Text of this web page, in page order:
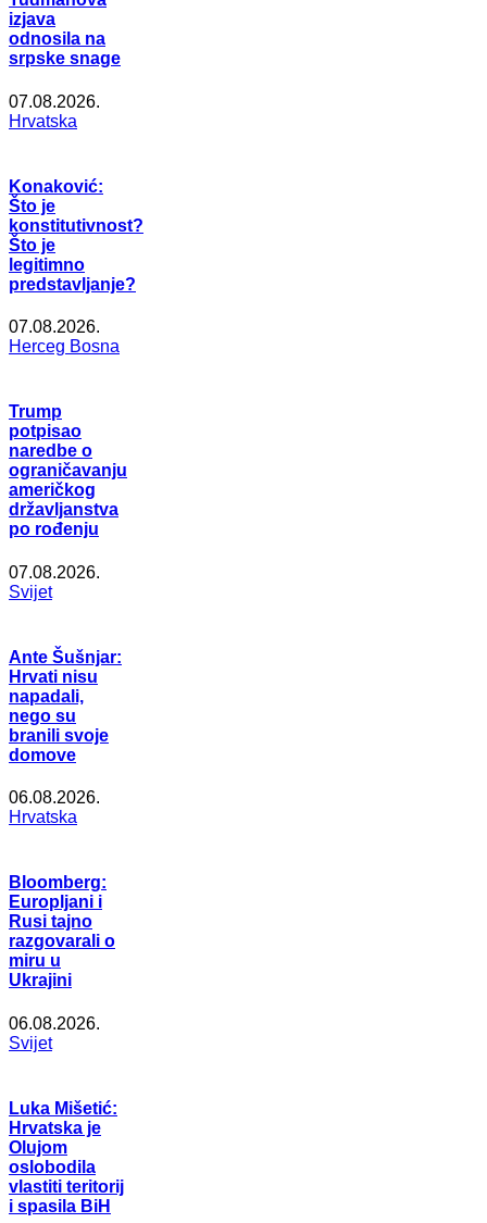
izjava
odnosila na
srpske snage
07.08.2026.
Hrvatska
Konaković:
Što je
konstitutivnost?
Što je
legitimno
predstavljanje?
07.08.2026.
Herceg Bosna
Trump
potpisao
naredbe o
ograničavanju
američkog
državljanstva
po rođenju
07.08.2026.
Svijet
Ante Šušnjar:
Hrvati nisu
napadali,
nego su
branili svoje
domove
06.08.2026.
Hrvatska
Bloomberg:
Europljani i
Rusi tajno
razgovarali o
miru u
Ukrajini
06.08.2026.
Svijet
Luka Mišetić:
Hrvatska je
Olujom
oslobodila
vlastiti teritorij
i spasila BiH